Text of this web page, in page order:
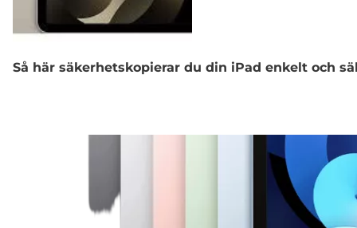
Så här säkerhetskopierar du din iPad enkelt och